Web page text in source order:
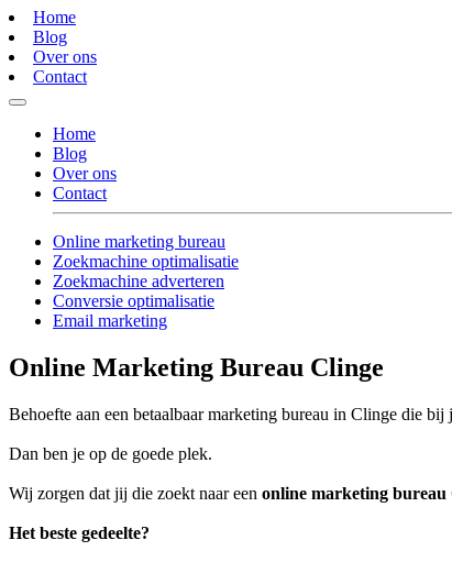
Home
Blog
Over ons
Contact
Home
Blog
Over ons
Contact
Online marketing bureau
Zoekmachine optimalisatie
Zoekmachine adverteren
Conversie optimalisatie
Email marketing
Online Marketing Bureau Clinge
Behoefte aan een betaalbaar marketing bureau in Clinge die
Dan ben je op de goede plek.
Wij zorgen dat jij die zoekt naar een online marketing bureau
Het beste gedeelte?